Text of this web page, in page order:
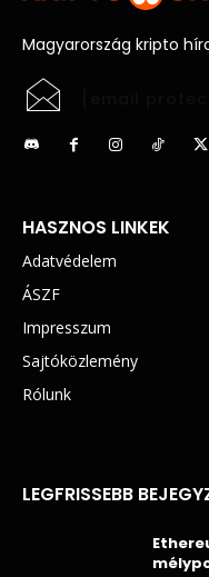
Magyarország kripto
HASZNOS LINKEK
Adatvédelem
ÁSZF
Impresszum
Sajtóközlemény
Rólunk
LEGFRISSEBB